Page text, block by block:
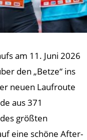
am 11. Juni 2026
den „Betze“ ins
neuen Laufroute
aus 371
größten
eine schöne After-